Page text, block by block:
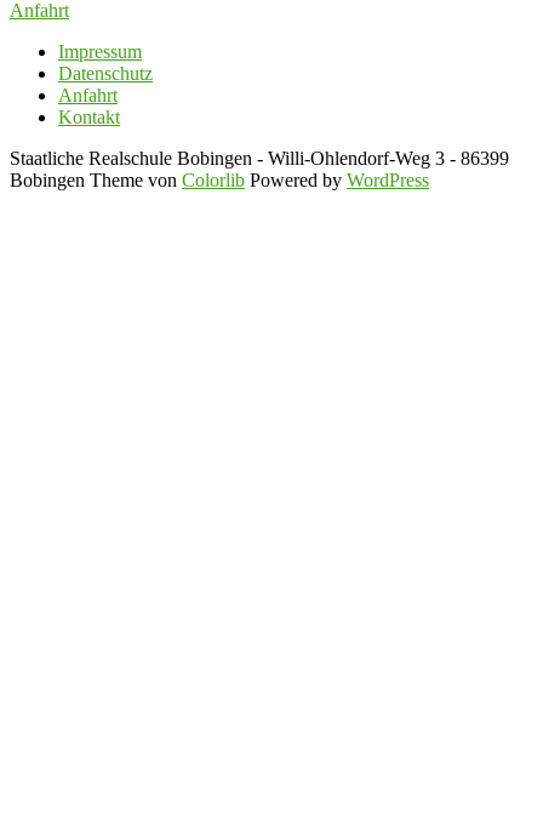
Anfahrt
Impressum
Datenschutz
Anfahrt
Kontakt
Staatliche Realschule Bobingen - Willi-Ohlendorf-Weg 3 - 86399
Bobingen Theme von Colorlib Powered by WordPress